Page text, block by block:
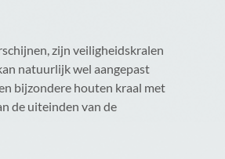
zijn veiligheidskralen
natuurlijk wel aangepast
bijzondere houten kraal met
de uiteinden van de